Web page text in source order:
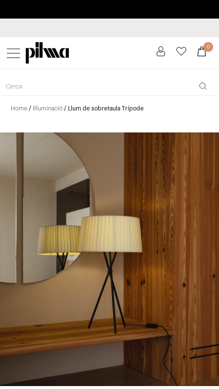
pilma 0
Home / Il·luminació / Llum de sobretaula Trípode